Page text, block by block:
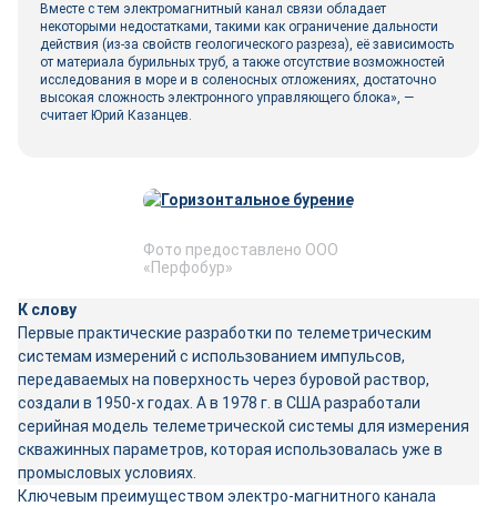
Вместе с тем электромагнитный канал связи обладает
некоторыми недостатками, такими как ограничение дальности
действия (из-за свойств геологического разреза), её зависимость
от материала бурильных труб, а также отсутствие возможностей
исследования в море и в соленосных отложениях, достаточно
высокая сложность электронного управляющего блока», —
считает Юрий Казанцев.
Фото предоставлено ООО
«Перфобур»
К слову
Первые практические разработки по телеметрическим
системам измерений с использованием импульсов,
передаваемых на поверхность через буровой раствор,
создали в 1950-х годах. А в 1978 г. в США разработали
серийная модель телеметрической системы для измерения
скважинных параметров, которая использовалась уже в
промысловых условиях.
Ключевым преимуществом электро-магнитного канала